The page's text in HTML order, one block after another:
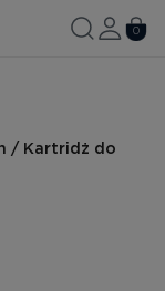
0
/ Kartridż do